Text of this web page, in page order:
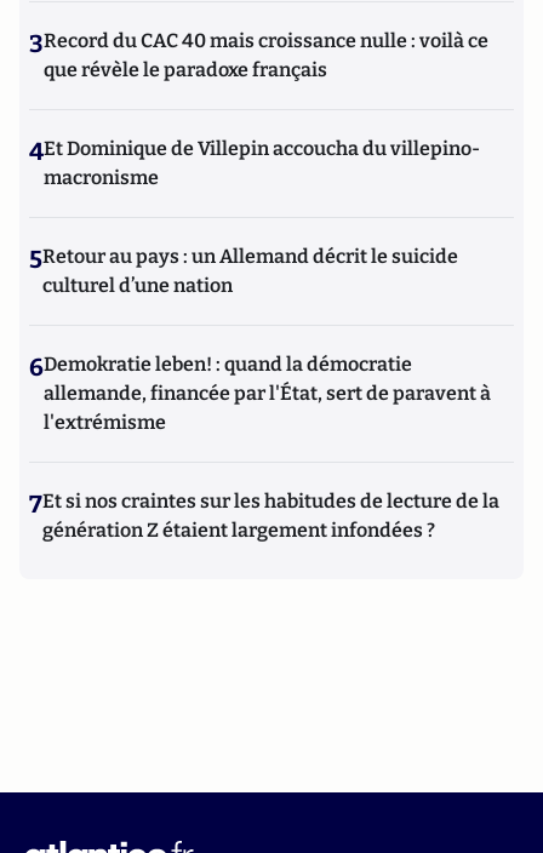
3Record du CAC 40 mais croissance nulle : voilà ce
que révèle le paradoxe français
4Et Dominique de Villepin accoucha du villepino-
macronisme
5Retour au pays : un Allemand décrit le suicide
culturel d’une nation
6Demokratie leben! : quand la démocratie
allemande, financée par l'État, sert de paravent à
l'extrémisme
7Et si nos craintes sur les habitudes de lecture de la
génération Z étaient largement infondées ?